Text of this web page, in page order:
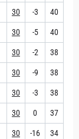
30 -3 40
30 -5 40
30 -2 38
30 -9 38
30 -3 38
30 0 37
30 -16 34